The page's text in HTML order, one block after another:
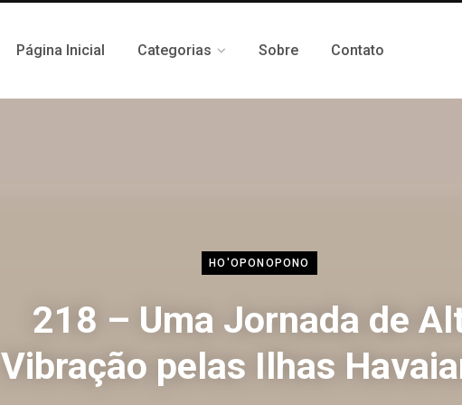
Página Inicial Categorias Sobre Contato
HO'OPONOPONO
218 – Uma Jornada de
Vibração pelas Ilhas